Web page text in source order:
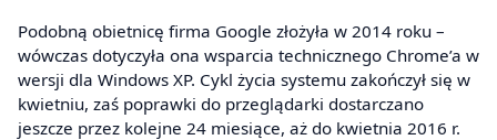
Podobną obietnicę firma Google złożyła w 2014 roku –
wówczas dotyczyła ona wsparcia technicznego Chrome’a w
wersji dla Windows XP. Cykl życia systemu zakończył się w
kwietniu, zaś poprawki do przeglądarki dostarczano
jeszcze przez kolejne 24 miesiące, aż do kwietnia 2016 r.